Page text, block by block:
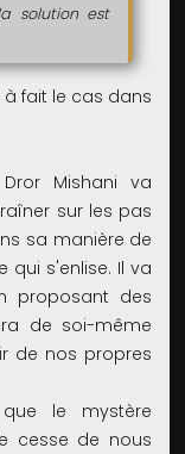
solution est
fait le cas dans
Mishani va
sur les pas
sa manière de
qui s'enlise. Il va
proposant des
de soi-même
de nos propres
le mystère
cesse de nous